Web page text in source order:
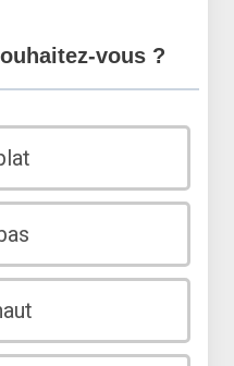
vous ?